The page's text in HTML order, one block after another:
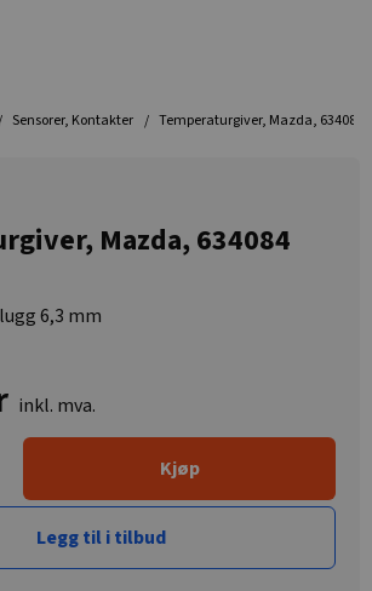
Sensorer, Kontakter Temperaturgiver, Mazda, 634084
Mazda, 634084
6,3 mm
inkl. mva.
Kjøp
Legg til i tilbud